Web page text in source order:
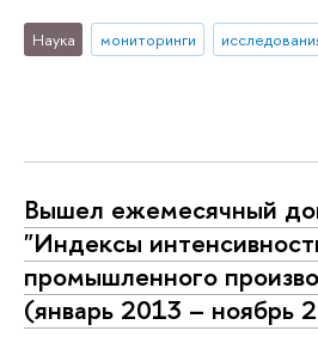
Наука мониторинги
Вышел ежемесячный
"Индексы
промышленного
(январь 2013 – ноябрь